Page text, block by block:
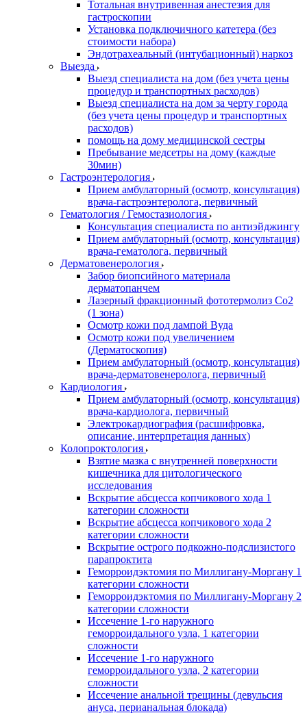
Тотальная внутривенная анестезия для
гастроскопии
Установка подключичного катетера (без
стоимости набора)
Эндотрахеальный (интубационный) наркоз
Выезда
Выезд специалиста на дом (без учета цены
процедур и транспортных расходов)
Выезд специалиста на дом за черту города
(без учета цены процедур и транспортных
расходов)
помощь на дому медицинской сестры
Пребывание медсетры на дому (каждые
30мин)
Гастроэнтерология
Прием амбулаторный (осмотр, консультация)
врача-гастроэнтеролога, первичный
Гематология / Гемостазиология
Консультация специалиста по антиэйджингу
Прием амбулаторный (осмотр, консультация)
врача-гематолога, первичный
Дерматовенерология
Забор биопсийного материала
дерматопанчем
Лазерный фракционный фототермолиз Со2
(1 зона)
Осмотр кожи под лампой Вуда
Осмотр кожи под увеличением
(Дерматоскопия)
Прием амбулаторный (осмотр, консультация)
врача-дерматовенеролога, первичный
Кардиология
Прием амбулаторный (осмотр, консультация)
врача-кардиолога, первичный
Электрокардиография (расшифровка,
описание, интерпретация данных)
Колопроктология
Взятие мазка с внутренней поверхности
кишечника для цитологического
исследования
Вскрытие абсцесса копчикового хода 1
категории сложности
Вскрытие абсцесса копчикового хода 2
категории сложности
Вскрытие острого подкожно-подслизистого
парапроктита
Геморроидэктомия по Миллигану-Моргану 1
категории сложности
Геморроидэктомия по Миллигану-Моргану 2
категории сложности
Иссечение 1-го наружного
геморроидального узла, 1 категории
сложности
Иссечение 1-го наружного
геморроидального узла, 2 категории
сложности
Иссечение анальной трещины (девульсия
ануса, перианальная блокада)